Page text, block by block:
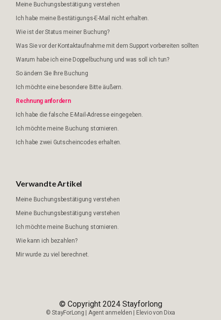
Meine Buchungsbestätigung verstehen
Ich habe meine Bestätigungs-E-Mail nicht erhalten.
Wie ist der Status meiner Buchung?
Was Sie vor der Kontaktaufnahme mit dem Support vorbereiten sollten
Warum habe ich eine Doppelbuchung und was soll ich tun?
So ändern Sie Ihre Buchung
Ich möchte eine besondere Bitte äußern.
Rechnung anfordern
Ich habe die falsche E-Mail-Adresse eingegeben.
Ich möchte meine Buchung stornieren.
Ich habe zwei Gutscheincodes erhalten.
Verwandte Artikel
Meine Buchungsbestätigung verstehen
Meine Buchungsbestätigung verstehen
Ich möchte meine Buchung stornieren.
Wie kann ich bezahlen?
Mir wurde zu viel berechnet.
© Copyright 2024 Stayforlong
©StayForLong | Agent anmelden | Elevio von Dixa